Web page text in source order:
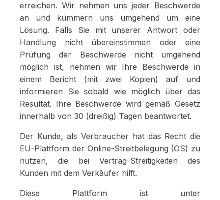
erreichen. Wir nehmen uns jeder Beschwerde
an und kümmern uns umgehend um eine
Lösung. Falls Sie mit unserer Antwort oder
Handlung nicht übereinstimmen oder eine
Prüfung der Beschwerde nicht umgehend
möglich ist, nehmen wir Ihre Beschwerde in
einem Bericht (mit zwei Kopien) auf und
informieren Sie sobald wie möglich über das
Resultat. Ihre Beschwerde wird gemäß Gesetz
innerhalb von 30 (dreißig) Tagen beantwortet.
Der Kunde, als Verbraucher hat das Recht die
EU-Plattform der Online-Streitbelegung (OS) zu
nutzen, die bei Vertrag-Streitigkeiten des
Kunden mit dem Verkāufer hilft.
Diese Plattform ist unter